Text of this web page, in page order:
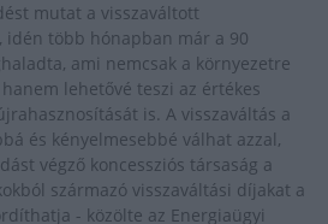
mutat a visszaváltott
idén több hónapban már a 90
ami nemcsak a környezetre
lehetővé teszi az értékes
is. A visszaváltás a
és kényelmesebbé válhat azzal,
végző koncessziós társaság a
származó visszaváltási díjakat a
- közölte az Energiaügyi